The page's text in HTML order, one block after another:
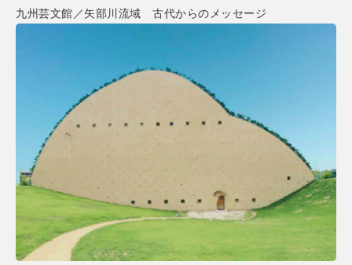
九州芸文館／矢部川流域 古代からのメッセージ